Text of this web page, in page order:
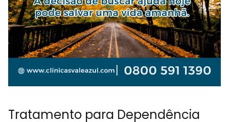
Tratamento para Dependência